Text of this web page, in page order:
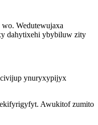
Wedutewujaxa
dahytixehi ybybiluw zity
ynuryxypijyx
Awukitof zumito